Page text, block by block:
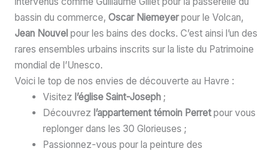
bassin du commerce, Oscar Niemeyerpour le Volcan,
Jean Nouvelpour les bains des docks. C’est ainsi l’un des
rares ensembles urbains inscrits sur la liste du Patrimoine
mondial de l’Unesco.
Voici le top de nos envies de découverte au Havre :
Visitez l’église Saint-Joseph ;
Découvrez l’appartement témoin Perretpour vous
replonger dans les 30 Glorieuses ;
Passionnez-vous pour la peinture des